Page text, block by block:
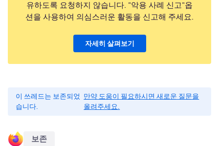
유하도록 요청하지 않습니다. "악용 사례 신고"옵
션을 사용하여 의심스러운 활동을 신고해 주세요.
자세히 살펴보기
이 쓰레드는 보존되었
습니다.
만약 도움이 필요하시면 새로운 질문을
올려주세요.
보존